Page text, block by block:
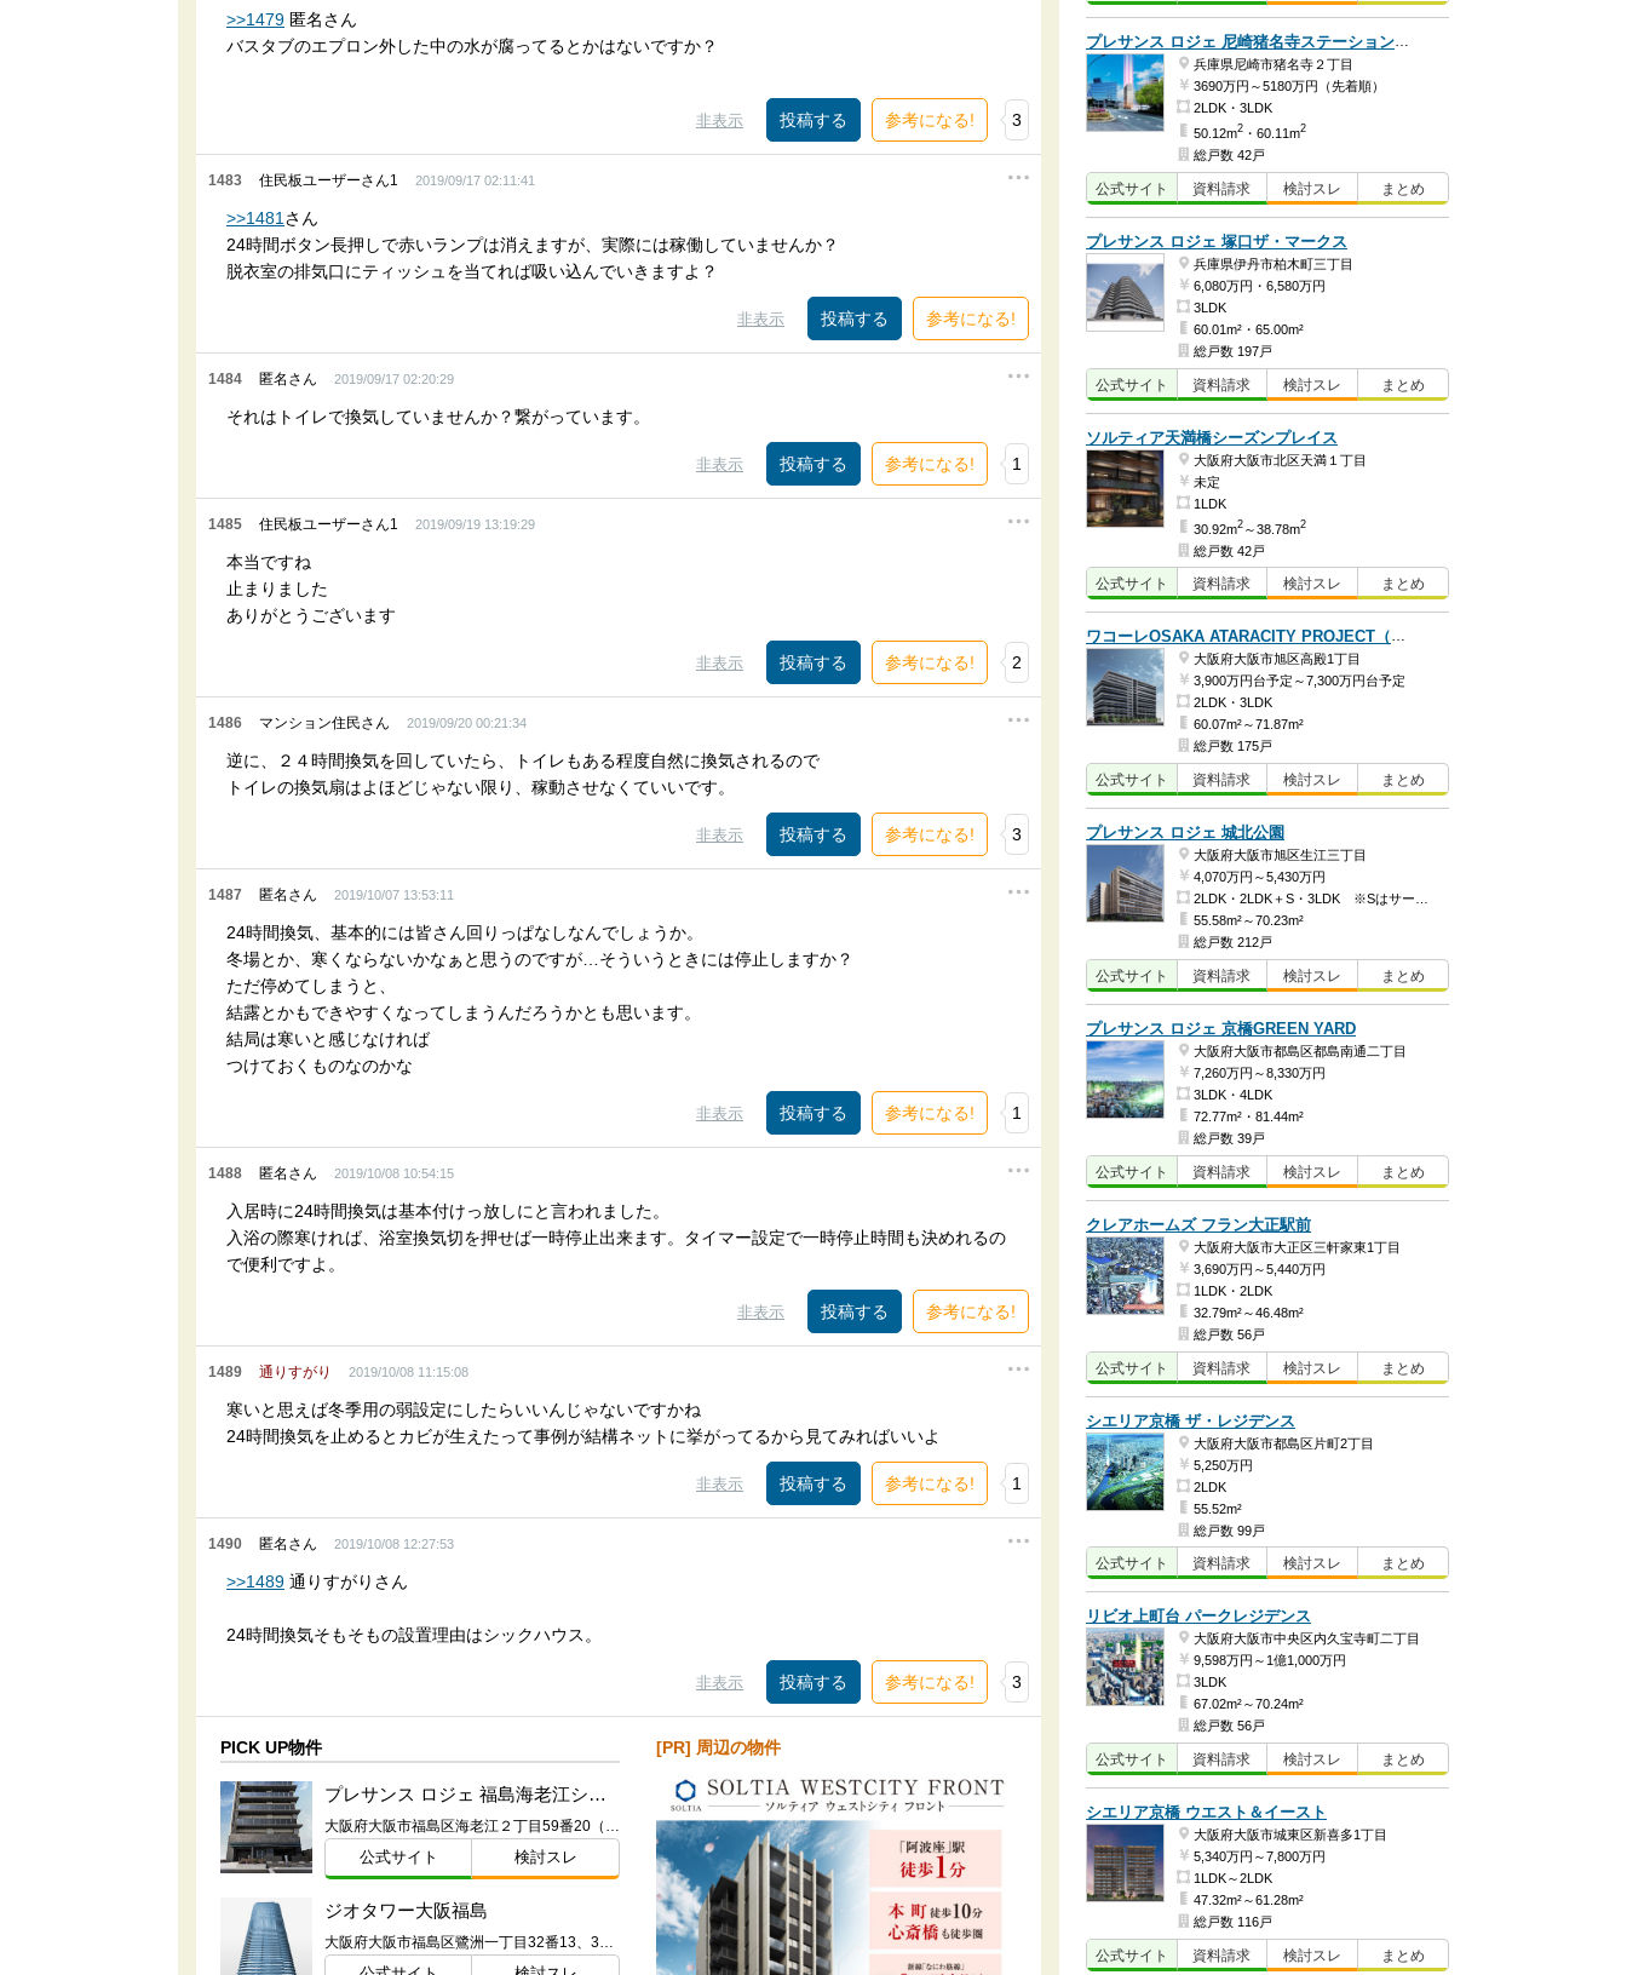
>>1479 匿名さん
バスタブのエプロン外した中の水が腐ってるとかはないですか？
非表示 参考になる! 3
1483 住民板ユーザーさん1 2019/09/17 02:11:41
>>1481さん
24時間ボタン長押しで赤いランプは消えますが、実際には稼働していませんか？
脱衣室の排気口にティッシュを当てれば吸い込んでいきますよ？
非表示 参考になる!
1484 匿名さん 2019/09/17 02:20:29
それはトイレで換気していませんか？繋がっています。
非表示 参考になる! 1
1485 住民板ユーザーさん1 2019/09/19 13:19:29
本当ですね
止まりました
ありがとうございます
非表示 参考になる! 2
1486 マンション住民さん 2019/09/20 00:21:34
逆に、２４時間換気を回していたら、トイレもある程度自然に換気されるので
トイレの換気扇はよほどじゃない限り、稼動させなくていいです。
非表示 参考になる! 3
1487 匿名さん 2019/10/07 13:53:11
24時間換気、基本的には皆さん回りっぱなしなんでしょうか。
冬場とか、寒くならないかなぁと思うのですが…そういうときには停止しますか？
ただ停めてしまうと、
結露とかもできやすくなってしまうんだろうかとも思います。
結局は寒いと感じなければ
つけておくものなのかな
非表示 参考になる! 1
1488 匿名さん 2019/10/08 10:54:15
入居時に24時間換気は基本付けっ放しにと言われました。
入浴の際寒ければ、浴室換気切を押せば一時停止出来ます。タイマー設定で一時停止時間も決めれるの
で便利ですよ。
非表示 参考になる!
1489 通りすがり 2019/10/08 11:15:08
寒いと思えば冬季用の弱設定にしたらいいんじゃないですかね
24時間換気を止めるとカビが生えたって事例が結構ネットに挙がってるから見てみればいいよ
非表示 参考になる! 1
1490 匿名さん 2019/10/08 12:27:53
>>1489 通りすがりさん
24時間換気そもそもの設置理由はシックハウス。
非表示 参考になる! 3
PICK UP物件
プレサンス ロジェ 福島海老江シティパークス
大阪府大阪市福島区海老江２丁目59番20（地番）
公式サイト 検討スレ
ジオタワー大阪福島
大阪府大阪市福島区鷺洲一丁目32番13、32番12、32番19、34番2、50番、51番1、53番1（地番）
[PR] 周辺の物件
プレサンス ロジェ 尼崎猪名寺ステーションステージ
兵庫県尼崎市猪名寺２丁目
3690万円～5180万円（先着順）
2LDK・3LDK
50.12m2 ・60.11m2
総戸数 42戸
公式サイト 資料請求 検討スレ まとめ
プレサンス ロジェ 塚口ザ・マークス
兵庫県伊丹市柏木町三丁目
6,080万円・6,580万円
3LDK
60.01m²・65.00m²
総戸数 197戸
公式サイト 資料請求 検討スレ まとめ
ソルティア天満橋シーズンプレイス
大阪府大阪市北区天満１丁目
未定
1LDK
30.92m2 ～38.78m2
総戸数 42戸
公式サイト 資料請求 検討スレ まとめ
ワコーレOSAKA ATARACITY PROJECT（ワコーレシティ城北公園通）
大阪府大阪市旭区高殿1丁目
3,900万円台予定～7,300万円台予定
2LDK・3LDK
60.07m²～71.87m²
総戸数 175戸
公式サイト 資料請求 検討スレ まとめ
プレサンス ロジェ 城北公園
大阪府大阪市旭区生江三丁目
4,070万円～5,430万円
2LDK・2LDK＋S・3LDK ※Sはサービスルーム（納戸）です。
55.58m²～70.23m²
総戸数 212戸
公式サイト 資料請求 検討スレ まとめ
プレサンス ロジェ 京橋GREEN YARD
大阪府大阪市都島区都島南通二丁目
7,260万円～8,330万円
3LDK・4LDK
72.77m²・81.44m²
総戸数 39戸
公式サイト 資料請求 検討スレ まとめ
クレアホームズ フラン大正駅前
大阪府大阪市大正区三軒家東1丁目
3,690万円～5,440万円
1LDK・2LDK
32.79m²～46.48m²
総戸数 56戸
公式サイト 資料請求 検討スレ まとめ
シエリア京橋 ザ・レジデンス
大阪府大阪市都島区片町2丁目
5,250万円
2LDK
55.52m²
総戸数 99戸
公式サイト 資料請求 検討スレ まとめ
リビオ上町台 パークレジデンス
大阪府大阪市中央区内久宝寺町二丁目
9,598万円～1億1,000万円
3LDK
67.02m²～70.24m²
総戸数 56戸
公式サイト 資料請求 検討スレ まとめ
シエリア京橋 ウエスト＆イースト
大阪府大阪市城東区新喜多1丁目
5,340万円～7,800万円
1LDK～2LDK
47.32m²～61.28m²
総戸数 116戸
公式サイト 資料請求 検討スレ まとめ